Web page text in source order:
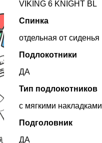
VIKING 6 KNIGHT BL
Спинка
отдельная от сиденья
Подлокотники
ДА
Тип подлокотников
с мягкими накладками
Подголовник
ДА